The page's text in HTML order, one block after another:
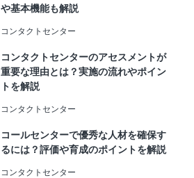
や基本機能も解説
コンタクトセンター
コンタクトセンターのアセスメントが
重要な理由とは？実施の流れやポイン
トを解説
コンタクトセンター
コールセンターで優秀な人材を確保す
るには？評価や育成のポイントを解説
コンタクトセンター